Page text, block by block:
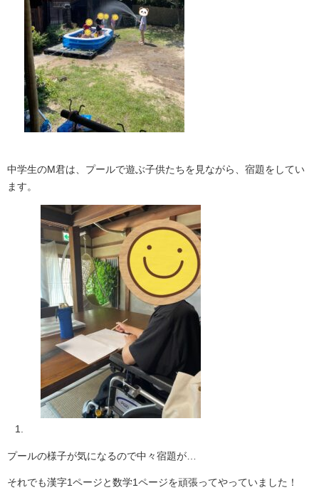
中学生のM君は、プールで遊ぶ子供たちを見ながら、宿題をしてい
ます。
プールの様子が気になるので中々宿題が…
それでも漢字1ページと数学1ページを頑張ってやっていました！